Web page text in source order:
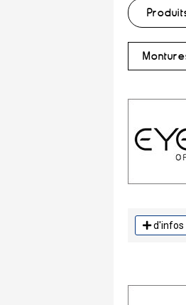
d'infos